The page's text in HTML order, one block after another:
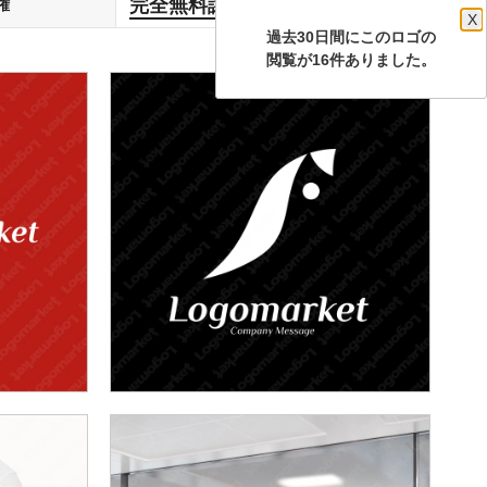
過去30日間にこのロゴの
X
閲覧が16件ありました。